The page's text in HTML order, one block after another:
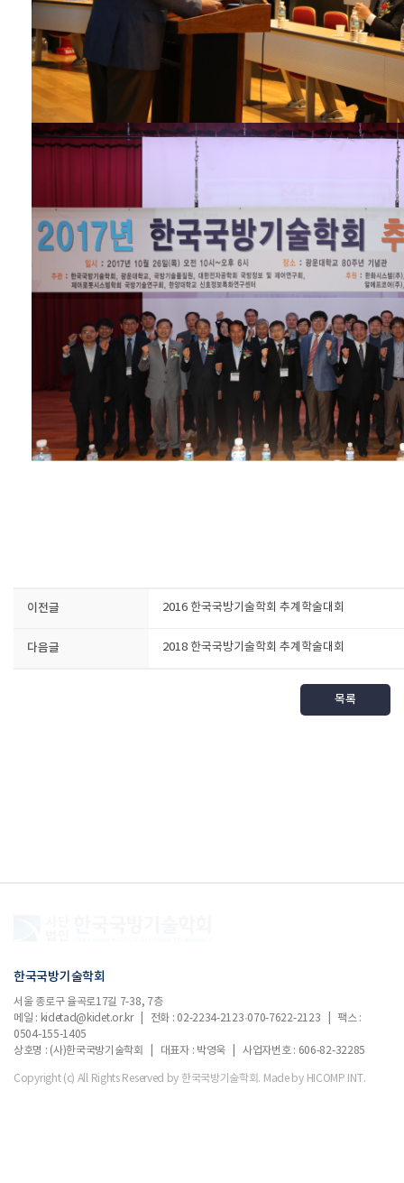
이전글 2016 한국국방기술학회 추계학술대회
다음글 2018 한국국방기술학회 추계학술대회
목록
한국국방기술학회
서울 종로구 율곡로17길 7-38, 7층
메일 : kidetad@kidet.or.kr | 전화 : 02-2234-2123·070-7622-2123 | 팩스 :
0504-155-1405
상호명 : (사)한국국방기술학회 | 대표자 : 박영욱 | 사업자번호 : 606-82-32285
Copyright (c) All Rights Reserved by 한국국방기술학회. Made by HICOMP INT.